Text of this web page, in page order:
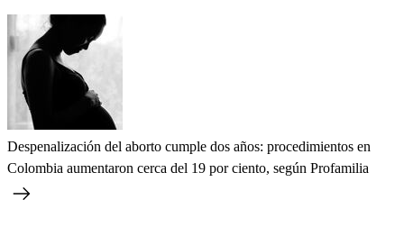
Despenalización del aborto cumple dos años: procedimientos en
Colombia aumentaron cerca del 19 por ciento, según Profamilia